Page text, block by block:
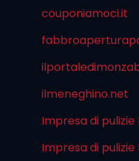
couponiamoci.it
ilmeneghino.net
Impresa di pulizie
Impresa di pulizie